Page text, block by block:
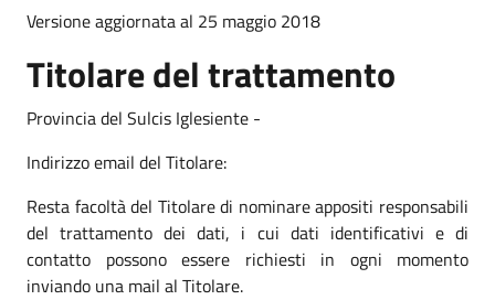
Versione aggiornata al 25 maggio 2018
Titolare del trattamento
Provincia del Sulcis Iglesiente -
Indirizzo email del Titolare:
Resta facoltà del Titolare di nominare appositi responsabili
del trattamento dei dati, i cui dati identificativi e di
contatto possono essere richiesti in ogni momento
inviando una mail al Titolare.